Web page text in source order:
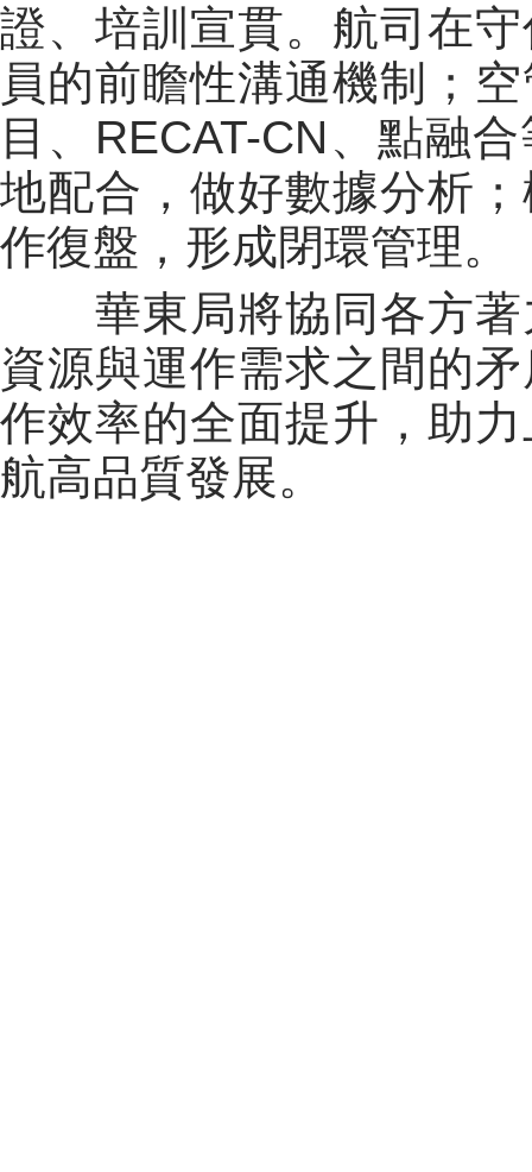
證、培訓宣貫。航司在
員的前瞻性溝通機制；
目、 RECAT-CN 、點融
地配合，做好數據分析
作復盤，形成閉環管理。
華東局將協同各方著
資源與運作需求之間的
作效率的全面提升，助
航高品質發展。